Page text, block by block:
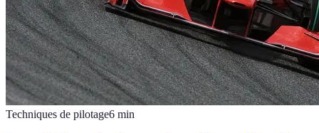
Techniques de pilotage6 min